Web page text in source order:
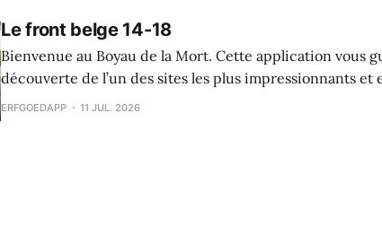
Le front belge 14-18
Bienvenue au Boyau de la Mort. Cette application vous
découverte de l’un des sites les plus impressionnants et
la Première Guerre mondiale dans le Westhoek. Le
ERFGOEDAPP 11 JUL. 2026